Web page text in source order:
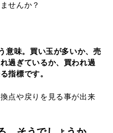
せんか？
意味。買い玉が多いか、売
過ぎているか、買われ過
指標です。
点や戻りを見る事が出来